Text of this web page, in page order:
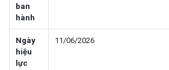
ban
hành
Ngày
hiệu
lực
11/06/2026